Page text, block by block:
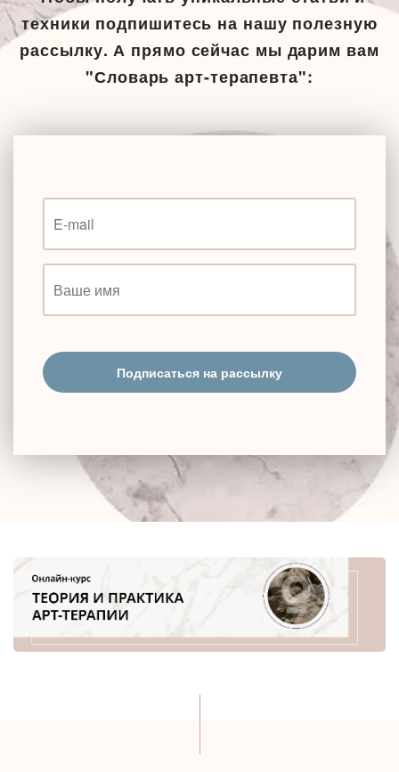
техники подпишитесь на нашу полезную
рассылку. А прямо сейчас мы дарим вам
"Словарь арт-терапевта":
Подписаться на рассылку